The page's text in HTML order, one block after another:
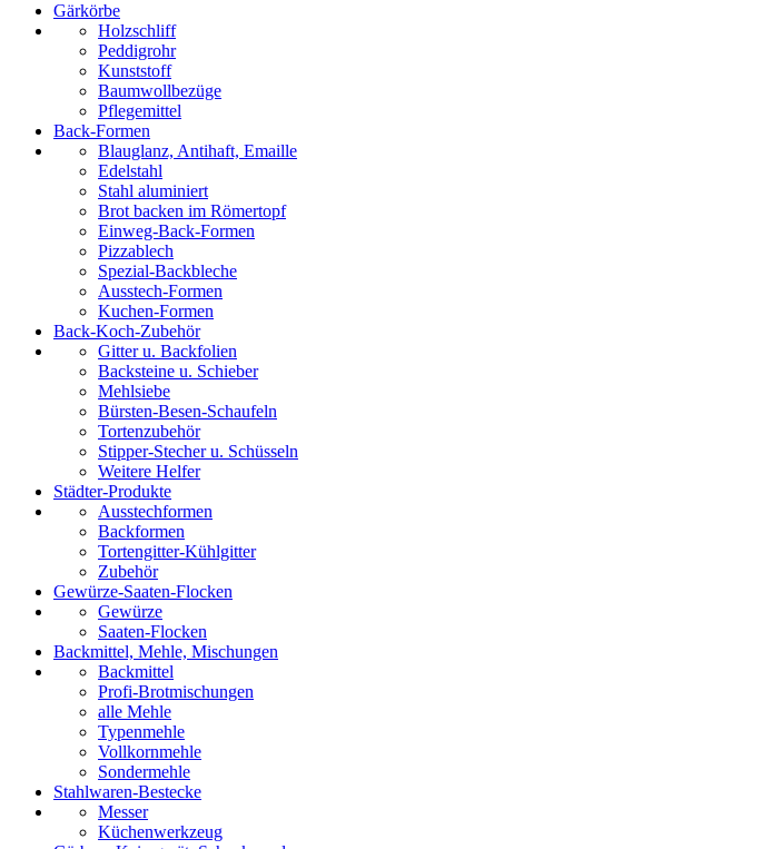
Gärkörbe
Holzschliff
Peddigrohr
Kunststoff
Baumwollbezüge
Pflegemittel
Back-Formen
Blauglanz, Antihaft, Emaille
Edelstahl
Stahl aluminiert
Brot backen im Römertopf
Einweg-Back-Formen
Pizzablech
Spezial-Backbleche
Ausstech-Formen
Kuchen-Formen
Back-Koch-Zubehör
Gitter u. Backfolien
Backsteine u. Schieber
Mehlsiebe
Bürsten-Besen-Schaufeln
Tortenzubehör
Stipper-Stecher u. Schüsseln
Weitere Helfer
Städter-Produkte
Ausstechformen
Backformen
Tortengitter-Kühlgitter
Zubehör
Gewürze-Saaten-Flocken
Gewürze
Saaten-Flocken
Backmittel, Mehle, Mischungen
Backmittel
Profi-Brotmischungen
alle Mehle
Typenmehle
Vollkornmehle
Sondermehle
Stahlwaren-Bestecke
Messer
Küchenwerkzeug